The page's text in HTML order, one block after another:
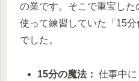
の業です。そこで重宝し
使って練習していた「15分
でした。
15分の魔法： 仕事中